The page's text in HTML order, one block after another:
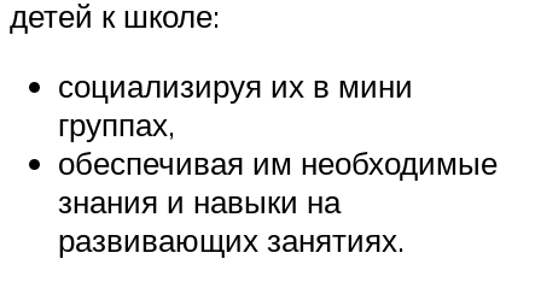
детей к школе:
социализируя их в мини
группах,
обеспечивая им необходимые
знания и навыки на
развивающих занятиях.